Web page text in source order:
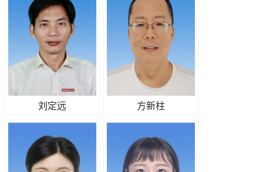
刘定远 方新柱